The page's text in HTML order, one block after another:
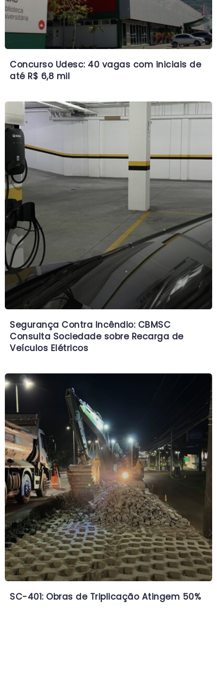
Concurso Udesc: 40 vagas com iniciais de
até R$ 6,8 mil
Segurança Contra Incêndio: CBMSC
Consulta Sociedade sobre Recarga de
Veículos Elétricos
SC-401: Obras de Triplicação Atingem 50%